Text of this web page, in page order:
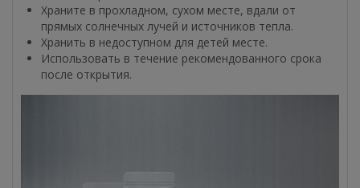
Храните в прохладном, сухом месте, вдали от
прямых солнечных лучей и источников тепла.
Хранить в недоступном для детей месте.
Использовать в течение рекомендованного срока
после открытия.